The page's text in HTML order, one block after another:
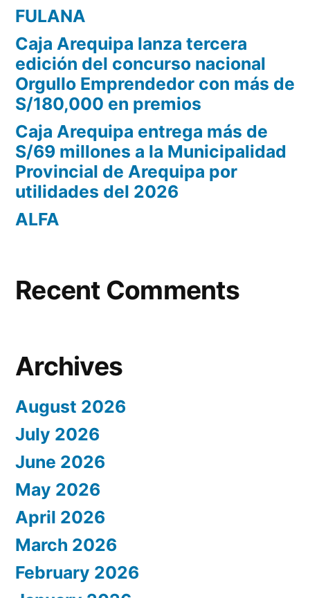
FULANA
Caja Arequipa lanza tercera
edición del concurso nacional
Orgullo Emprendedor con más de
S/180,000 en premios
Caja Arequipa entrega más de
S/69 millones a la Municipalidad
Provincial de Arequipa por
utilidades del 2026
ALFA
Recent Comments
Archives
August 2026
July 2026
June 2026
May 2026
April 2026
March 2026
February 2026